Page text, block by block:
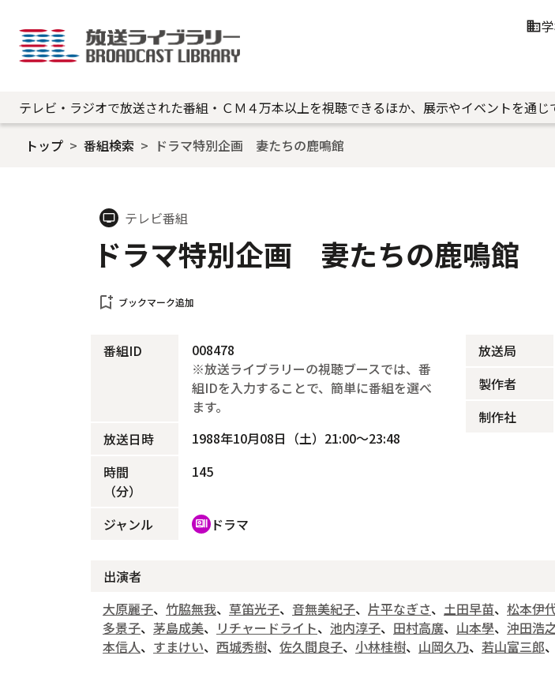
business
テレビ・ラジオで放送された番組・ＣＭ４万本以上を視聴できるほか、展示やイベントを通じ
トップ 番組検索 ドラマ特別企画 妻たちの鹿鳴館
tv テレビ番組
ドラマ特別企画 妻たちの鹿鳴館
bookmark_add ブックマーク追加
番組ID
008478
※放送ライブラリーの視聴ブースでは、番
組IDを入力することで、簡単に番組を選べ
ます。
放送日時
1988年10月08日（土）21:00～23:48
時間
（分）
145
ジャンル recent_actors ドラマ
放送局
製作者
制作社
出演者
大原麗子、 竹脇無我、 草笛光子、 音無美紀子、 片平なぎさ、 土田早苗、 松本伊
多景子、 茅島成美、 リチャードライト、 池内淳子、 田村高廣、 山本學、 沖田浩
本信人、 すまけい、 西城秀樹、 佐久間良子、 小林桂樹、 山岡久乃、 若山富三郎